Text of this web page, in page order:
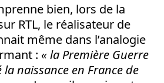
bien, lors de la
RTL, le réalisateur de
même dans l’analogie
: « la Première Guerre
naissance en France de